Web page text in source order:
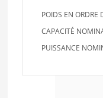
POIDS EN
CAPACITÉ
PUISSANCE